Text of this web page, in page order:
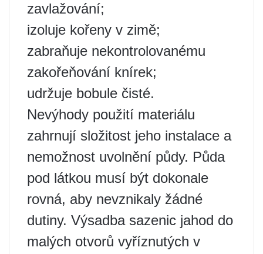
zavlažování;
izoluje kořeny v zimě;
zabraňuje nekontrolovanému
zakořeňování knírek;
udržuje bobule čisté.
Nevýhody použití materiálu
zahrnují složitost jeho instalace a
nemožnost uvolnění půdy. Půda
pod látkou musí být dokonale
rovná, aby nevznikaly žádné
dutiny. Výsadba sazenic jahod do
malých otvorů vyříznutých v